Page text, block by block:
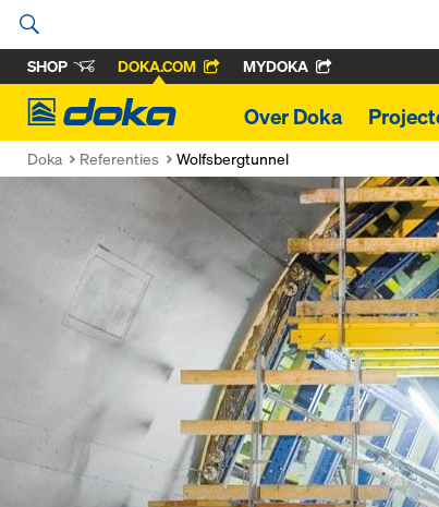
SHOP DOKA.COM MYDOKA
Doka
Over Doka
Doka Referenties Wolfsbergtunnel